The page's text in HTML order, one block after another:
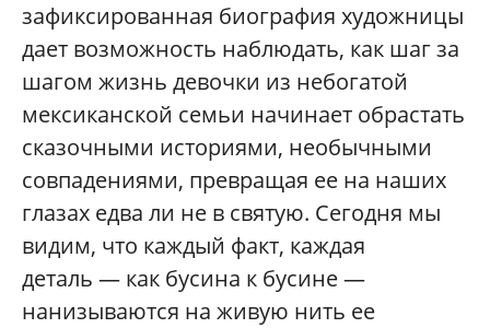
зафиксированная биография художницы
дает возможность наблюдать, как шаг за
шагом жизнь девочки из небогатой
мексиканской семьи начинает обрастать
сказочными историями, необычными
совпадениями, превращая ее на наших
глазах едва ли не в святую. Сегодня мы
видим, что каждый факт, каждая
деталь — как бусина к бусине —
нанизываются на живую нить ее